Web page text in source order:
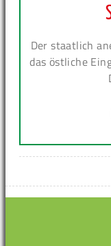
Der staatlich
das östliche